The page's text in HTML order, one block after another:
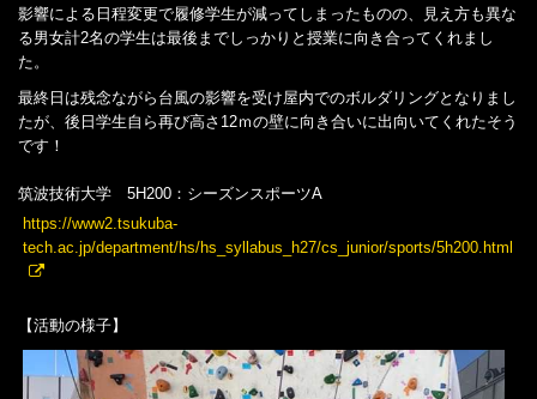
影響による日程変更で履修学生が減ってしまったものの、見え方も異な
る男女計2名の学生は最後までしっかりと授業に向き合ってくれまし
た。
最終日は残念ながら台風の影響を受け屋内でのボルダリングとなりまし
たが、後日学生自ら再び高さ12ｍの壁に向き合いに出向いてくれたそう
です！
筑波技術大学 5H200：シーズンスポーツA
https://www2.tsukuba-
tech.ac.jp/department/hs/hs_syllabus_h27/cs_junior/sports/5h200.html
【活動の様子】